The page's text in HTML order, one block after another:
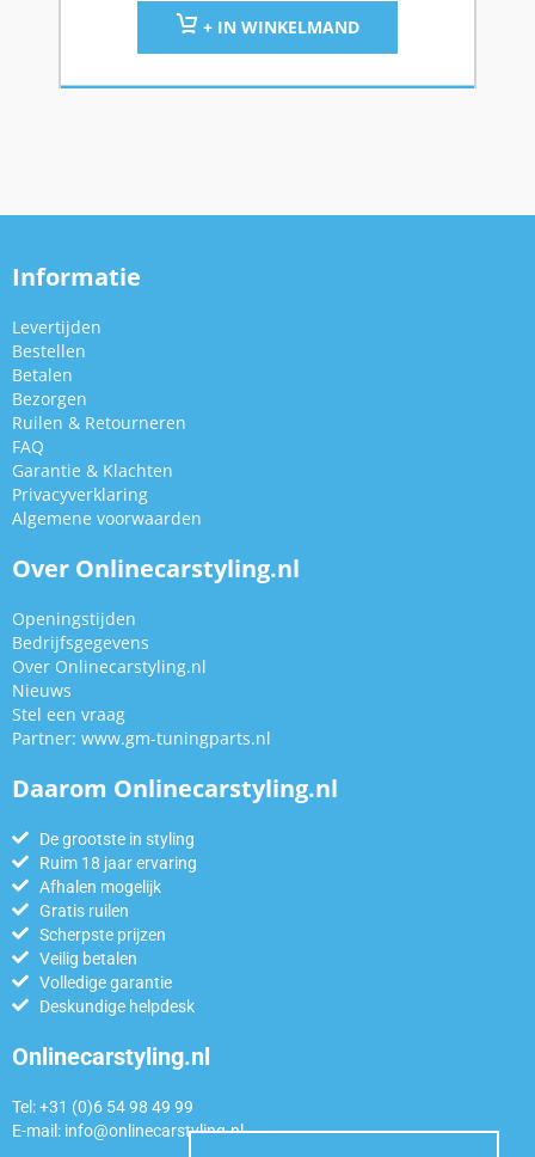
+ IN WINKELMAND
Informatie
Levertijden
Bestellen
Betalen
Bezorgen
Ruilen & Retourneren
FAQ
Garantie & Klachten
Privacyverklaring
Algemene voorwaarden
Over Onlinecarstyling.nl
Openingstijden
Bedrijfsgegevens
Over Onlinecarstyling.nl
Nieuws
Stel een vraag
Partner: www.gm-tuningparts.nl
Daarom Onlinecarstyling.nl
De grootste in styling
Ruim 18 jaar ervaring
Afhalen mogelijk
Gratis ruilen
Scherpste prijzen
Veilig betalen
Volledige garantie
Deskundige helpdesk
Onlinecarstyling.nl
Tel: +31 (0)6 54 98 49 99
E-mail: info@onlinecarstyling.nl